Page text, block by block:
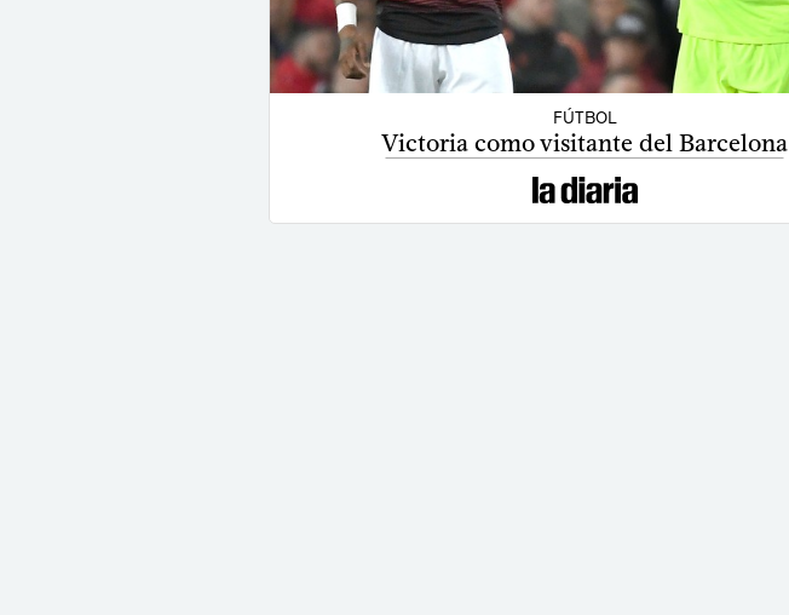
FÚTBOL
Victoria como visitante del Barcelona